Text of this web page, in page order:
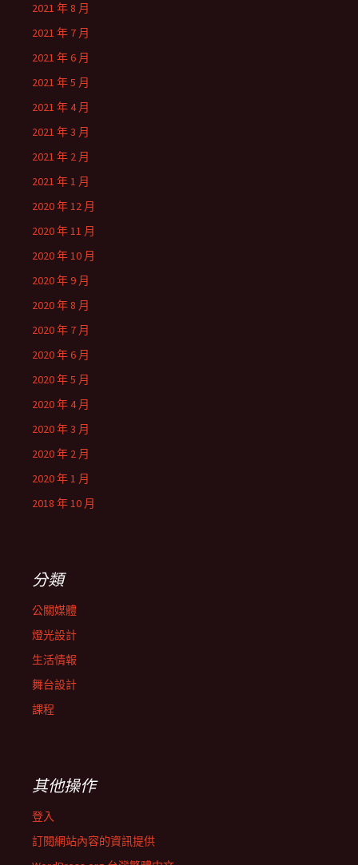
2021 年 8 月
2021 年 7 月
2021 年 6 月
2021 年 5 月
2021 年 4 月
2021 年 3 月
2021 年 2 月
2021 年 1 月
2020 年 12 月
2020 年 11 月
2020 年 10 月
2020 年 9 月
2020 年 8 月
2020 年 7 月
2020 年 6 月
2020 年 5 月
2020 年 4 月
2020 年 3 月
2020 年 2 月
2020 年 1 月
2018 年 10 月
分類
公關媒體
燈光設計
生活情報
舞台設計
課程
其他操作
登入
訂閱網站內容的資訊提供